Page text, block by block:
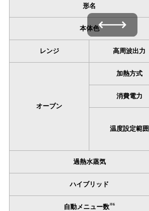
形名
本体色
レンジ 高周波出力
オーブン
加熱方式
消費電力
温度設定範囲
過熱水蒸気
ハイブリッド
自動メニュー数※6